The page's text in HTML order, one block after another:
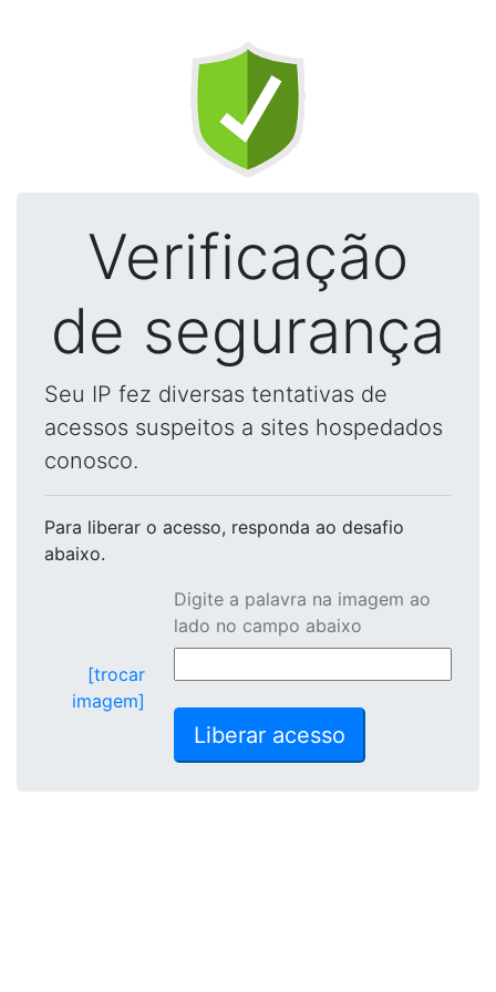
Verificação
de segurança
Seu IP fez diversas tentativas de
acessos suspeitos a sites hospedados
conosco.
Para liberar o acesso, responda ao desafio
abaixo.
[trocar
imagem]
Digite a palavra na imagem ao
lado no campo abaixo